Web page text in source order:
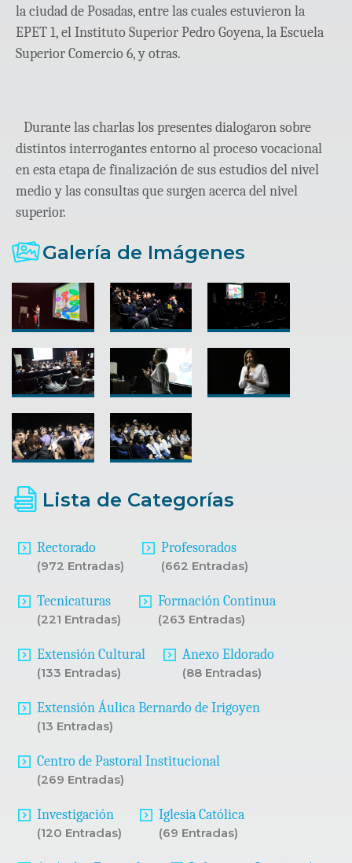
la ciudad de Posadas, entre las cuales estuvieron la
EPET 1, el Instituto Superior Pedro Goyena, la Escuela
Superior Comercio 6, y otras.
Durante las charlas los presentes dialogaron sobre
distintos interrogantes entorno al proceso vocacional
en esta etapa de finalización de sus estudios del nivel
medio y las consultas que surgen acerca del nivel
superior.
Galería de Imágenes
Lista de Categorías
Rectorado
(972 Entradas)
Profesorados
(662 Entradas)
Tecnicaturas
(221 Entradas)
Formación Continua
(263 Entradas)
Extensión Cultural
(133 Entradas)
Anexo Eldorado
(88 Entradas)
Extensión Áulica Bernardo de Irigoyen
(13 Entradas)
Centro de Pastoral Institucional
(269 Entradas)
Investigación
(120 Entradas)
Iglesia Católica
(69 Entradas)